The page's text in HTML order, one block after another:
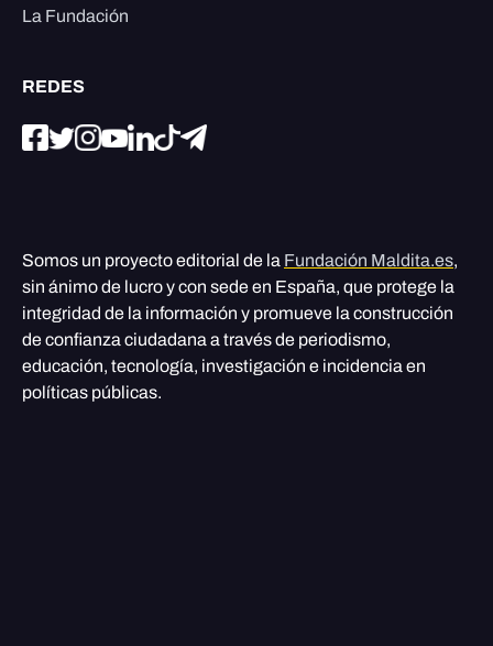
La Fundación
REDES
Somos un proyecto editorial de la Fundación Maldita.es,
sin ánimo de lucro y con sede en España, que protege la
integridad de la información y promueve la construcción
de confianza ciudadana a través de periodismo,
educación, tecnología, investigación e incidencia en
políticas públicas.